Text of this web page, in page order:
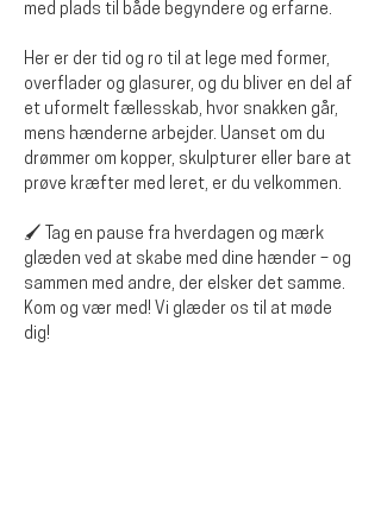
med plads til både begyndere og erfarne.
Her er der tid og ro til at lege med former,
overflader og glasurer, og du bliver en del af
et uformelt fællesskab, hvor snakken går,
mens hænderne arbejder. Uanset om du
drømmer om kopper, skulpturer eller bare at
prøve kræfter med leret, er du velkommen.
🖌️ Tag en pause fra hverdagen og mærk
glæden ved at skabe med dine hænder – og
sammen med andre, der elsker det samme.
Kom og vær med! Vi glæder os til at møde
dig!